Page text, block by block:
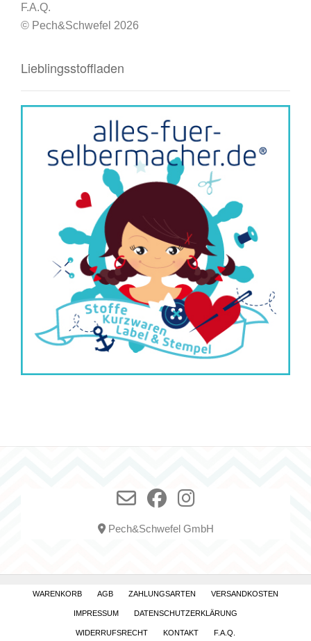
F.A.Q.
© Pech&Schwefel 2026
Lieblingsstoffladen
Pech&Schwefel GmbH
WARENKORB AGB ZAHLUNGSARTEN VERSANDKOSTEN
IMPRESSUM DATENSCHUTZERKLÄRUNG
WIDERRUFSRECHT KONTAKT F.A.Q.